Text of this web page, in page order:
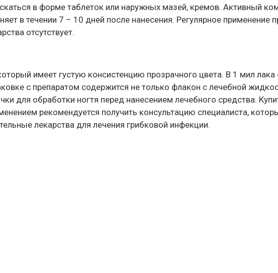
в форме таблеток или наружных мазей, кремов. Активный
в течении 7 – 10 дней после нанесения. Регулярное применение
отсутствует.
имеет густую консистенцию прозрачного цвета. В 1 мил
с препаратом содержится не только флакон с лечебной
для обработки ногтя перед нанесением лечебного средства.
рекомендуется получить консультацию специалиста,
лекарства для лечения грибковой инфекции.